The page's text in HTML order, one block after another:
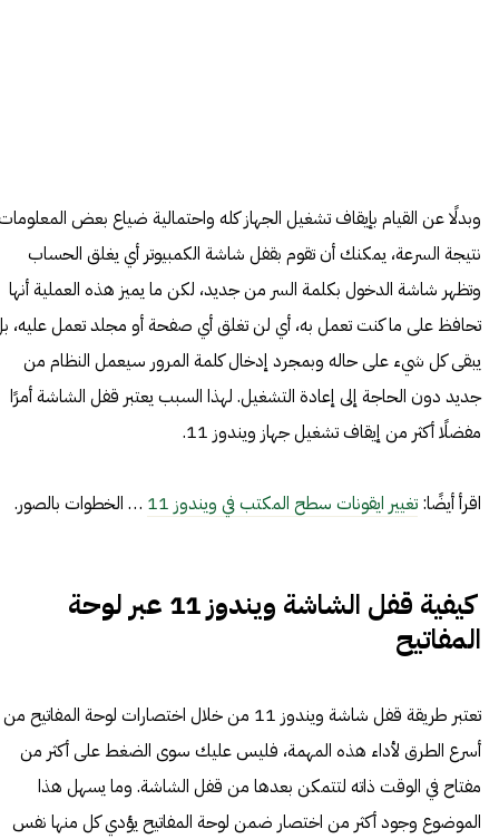
وبدلًا عن القيام بإيقاف تشغيل الجهاز كله واحتمالية ضياع بعض
نتيجة السرعة، يمكنك أن تقوم بقفل شاشة الكمبيوتر أي يغلق الحساب
وتظهر شاشة الدخول بكلمة السر من جديد، لكن ما يميز هذه العملية أنها
تحافظ على ما كنت تعمل به، أي لن تغلق أي صفحة أو مجلد تعمل عليه،
يبقى كل شيء على حاله وبمجرد إدخال كلمة المرور سيعمل النظام من
جديد دون الحاجة إلى إعادة التشغيل. لهذا السبب يعتبر قفل الشاشة أمرًا
مفضلًا أكثر من إيقاف تشغيل جهاز ويندوز 11.
اقرأ أيضًا: تغيير ايقونات سطح المكتب في ويندوز 11 … الخطوات بالصور.
كيفية قفل الشاشة ويندوز 11 عبر لوحة
المفاتيح
تعتبر طريقة قفل شاشة ويندوز 11 من خلال اختصارات لوحة المفاتيح من
أسرع الطرق لأداء هذه المهمة، فليس عليك سوى الضغط على أكثر من
مفتاح في الوقت ذاته لتتمكن بعدها من قفل الشاشة. وما يسهل هذا
الموضوع وجود أكثر من اختصار ضمن لوحة المفاتيح يؤدي كل منها نفس